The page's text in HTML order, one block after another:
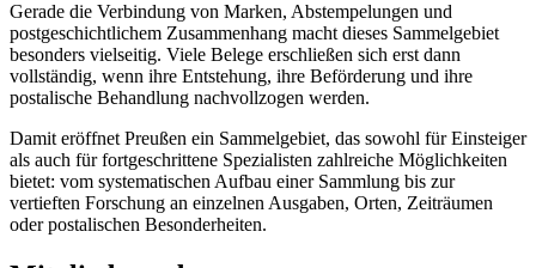
Gerade die Verbindung von Marken, Abstempelungen und
postgeschichtlichem Zusammenhang macht dieses Sammelgebiet
besonders vielseitig. Viele Belege erschließen sich erst dann
vollständig, wenn ihre Entstehung, ihre Beförderung und ihre
postalische Behandlung nachvollzogen werden.
Damit eröffnet Preußen ein Sammelgebiet, das sowohl für Einsteiger
als auch für fortgeschrittene Spezialisten zahlreiche Möglichkeiten
bietet: vom systematischen Aufbau einer Sammlung bis zur
vertieften Forschung an einzelnen Ausgaben, Orten, Zeiträumen
oder postalischen Besonderheiten.